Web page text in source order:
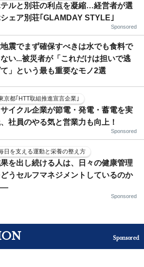
ルと別荘の利点を凝縮…経営者が選
ェア別荘｢GLAMDAY STYLE｣
Sponsored
震でまず確保すべきは水でも食料で
ない...被災者が「これだけは担いで逃
」という最も重要なモノ2選
京都｢HTT取組推進宣言企業｣
サイクル企業が節電・発電・蓄電を実
社員のやる気と営業力も向上！
Sponsored
日を支える運動と栄養の整え方
を出し続ける人は、日々の健康管理
うセルフマネジメントしているのか
Sponsored
Sponsored